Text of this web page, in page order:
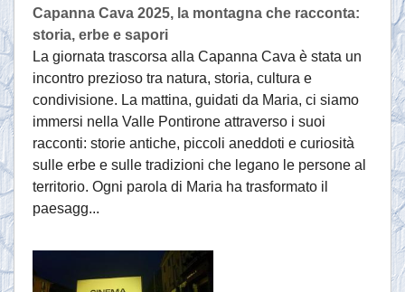
Capanna Cava 2025, la montagna che racconta:
storia, erbe e sapori
La giornata trascorsa alla Capanna Cava è stata un
incontro prezioso tra natura, storia, cultura e
condivisione. La mattina, guidati da Maria, ci siamo
immersi nella Valle Pontirone attraverso i suoi
racconti: storie antiche, piccoli aneddoti e curiosità
sulle erbe e sulle tradizioni che legano le persone al
territorio. Ogni parola di Maria ha trasformato il
paesagg...